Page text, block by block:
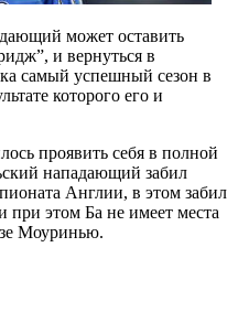
может оставить
и вернуться в
самый успешный сезон в
которого его и
проявить себя в полной
нападающий забил
Англии, в этом забил
при этом Ба не имеет места
Моуринью.